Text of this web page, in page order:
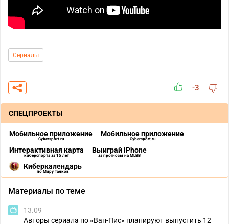
Сериалы
-3
СПЕЦПРОЕКТЫ
Мобильное приложение
Cybersport.ru
Мобильное приложение
Cybersport.ru
Интерактивная карта
киберспорта за 15 лет
Выиграй iPhone
за прогнозы на MLBB
Киберкалендарь
по Миру Танков
Материалы по теме
13.09
Авторы сериала по «Ван-Пис» планируют выпустить 12